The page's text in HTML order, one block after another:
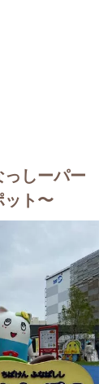
っしーパー
ット〜